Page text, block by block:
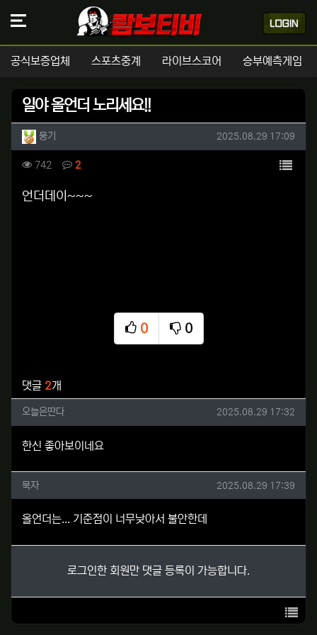
공식보증업체 스포츠중계 라이브스코어 승부예측게임
일야 올언더 노리세요!!
작성자 정보
뭉기 작성일
2025.08.29 17:09
컨텐츠 정보
742 조회 2댓글 목록
본문
언더데이~~~
0
추천
0
비추천
댓글 2개
오늘은딴다님의 댓글
오늘은딴다 작성일
2025.08.29 17:32
한신 좋아보이네요
묵자님의 댓글
묵자 작성일
2025.08.29 17:39
올언더는... 기준점이 너무낮아서 불안한데
로그인한 회원만 댓글 등록이 가능합니다.
목록